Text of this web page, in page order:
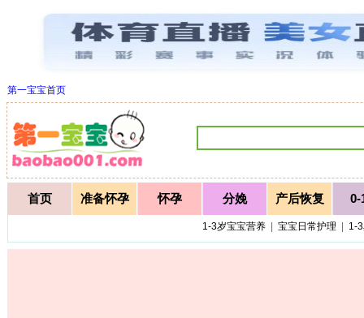
第一宝宝首页
首页 准备怀孕 怀孕 分娩 产后恢复 0-
1-3岁宝宝营养| 宝宝日常护理 1-